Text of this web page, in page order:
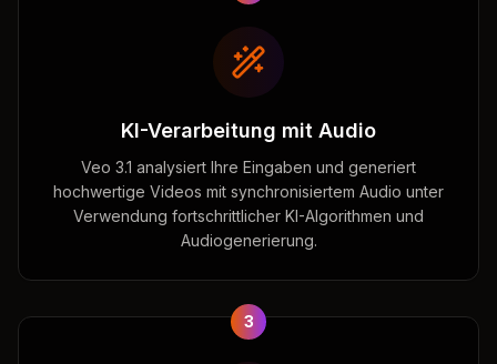
KI-Verarbeitung mit Audio
Veo 3.1 analysiert Ihre Eingaben und generiert
hochwertige Videos mit synchronisiertem Audio unter
Verwendung fortschrittlicher KI-Algorithmen und
Audiogenerierung.
3